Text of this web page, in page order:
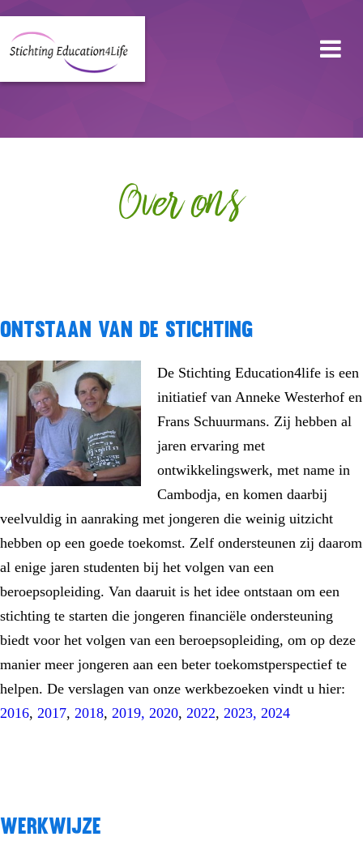
Over ons
Ontstaan van de Stichting
De Stichting Education4life is een
initiatief van Anneke Westerhof en
Frans Schuurmans. Zij hebben al
jaren ervaring met
ontwikkelingswerk, met name in
Cambodja, en komen daarbij
veelvuldig in aanraking met jongeren die weinig uitzicht
hebben op een goede toekomst. Zelf ondersteunen zij daarom
al enige jaren studenten bij het volgen van een
beroepsopleiding. Van daaruit is het idee ontstaan om een
stichting te starten die jongeren financiële ondersteuning
biedt voor het volgen van een beroepsopleiding, om op deze
manier meer jongeren aan een beter toekomstperspectief te
helpen. De verslagen van onze werkbezoeken vindt u hier:
2016, 2017, 2018, 2019, 2020, 2022, 2023, 2024
Werkwijze